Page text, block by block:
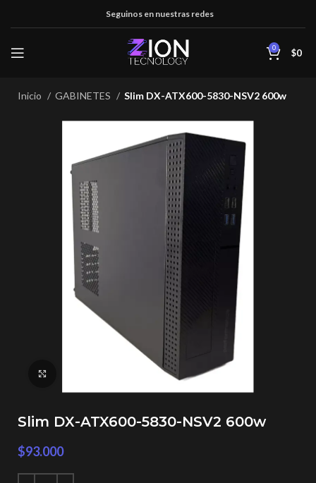
Seguinos en nuestras redes
0 $0
Inicio GABINETES Slim DX-ATX600-5830-NSV2 600w
Slim DX-ATX600-5830-NSV2 600w
$93.000